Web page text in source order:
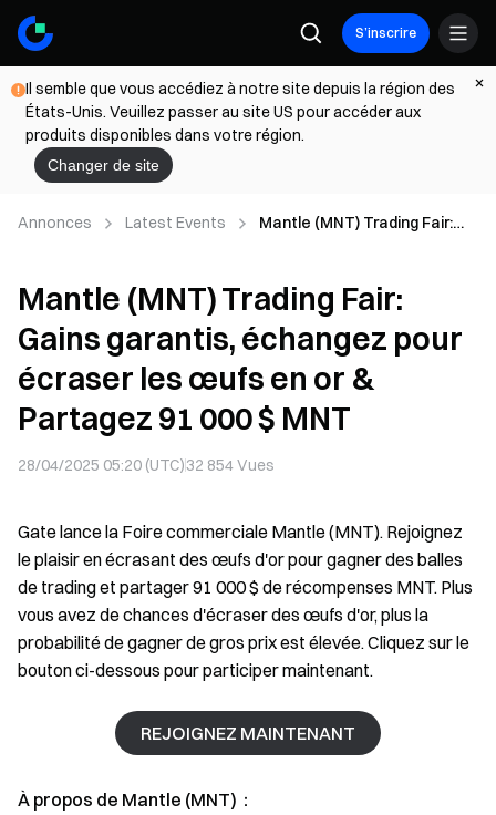
S’inscrire
Il semble que vous accédiez à notre site depuis la région des
États-Unis. Veuillez passer au site US pour accéder aux
produits disponibles dans votre région.
Changer de site
Annonces Latest Events
Mantle (MNT) Trading Fair:
& Partagez 91 000 $ MNT
Mantle (MNT) Trading Fair:
Gains garantis, échangez pour
écraser les œufs en or &
Partagez 91 000 $ MNT
28/04/2025 05:20 (UTC)32 854Vues
Gate lance la Foire commerciale Mantle (MNT). Rejoignez
le plaisir en écrasant des œufs d'or pour gagner des balles
de trading et partager 91 000 $ de récompenses MNT. Plus
vous avez de chances d'écraser des œufs d'or, plus la
probabilité de gagner de gros prix est élevée. Cliquez sur le
bouton ci-dessous pour participer maintenant.
REJOIGNEZ MAINTENANT
À propos de Mantle (MNT)：